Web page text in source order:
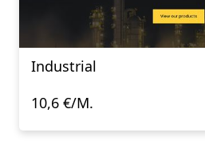
Industrial
10,6 €/M.